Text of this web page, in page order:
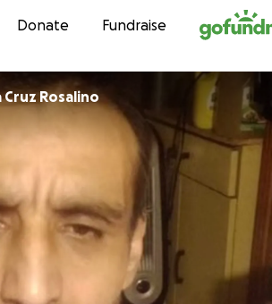
Skip to content
Donate Fundraise
Cruz Rosalino